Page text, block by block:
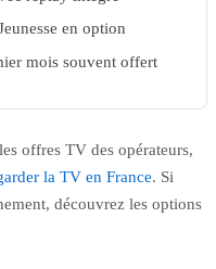
en option
mois souvent offert
offres TV des opérateurs,
la TV en France. Si
découvrez les options